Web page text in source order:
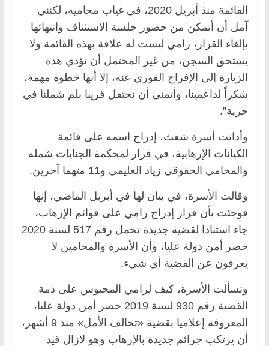
القائمة منذ أبريل 2020، في غياب محاميه، لكنني
آمل أن أتمكن من حضور جلسة الاستئناف وانتهائها
بإلغاء القرار، رامي ليست له علاقة بهذه القائمة ولا
يستحق السجن، من غير المحتمل أن تؤدي هذه
الزيارة إلى الإفراج الفوري عنه، إلا أنها خطوة مهمة،
شكراً لداعمينا، وأتمنى أن نحتفل قريبا بلم شملنا في
حرية”.
وأدانت أسرة شعث، إدراج اسمه على قائمة
الكيانات الإرهابية، في قرار لمحكمة الجنايات شمله
والمحامي الحقوقي زياد العليمي و11 متهما آخرين.
وقالت الأسرة، في بيان لها في أبريل الماضي، إنها
فوجئت بأن قرار إدراج رامي على قوائم الإرهاب،
جاء استنادا لقضية جديدة تحمل رقم 517 لسنة 2020
حصر أمن دولة عليا، وأن الأسرة والمحامين لا
يعرفون عن القضية أي شيء.
وتسألت الأسرة، كيف لرامي المحبوس على ذمة
القضية رقم 930 لسنة 2019 حصر أمن دولة عليا،
المعروفة إعلاميا بقضية «تحالف الأمل» منذ 9 أشهر،
أن يرتكب جرائم جديدة بالإرهاب وهو لازال قيد